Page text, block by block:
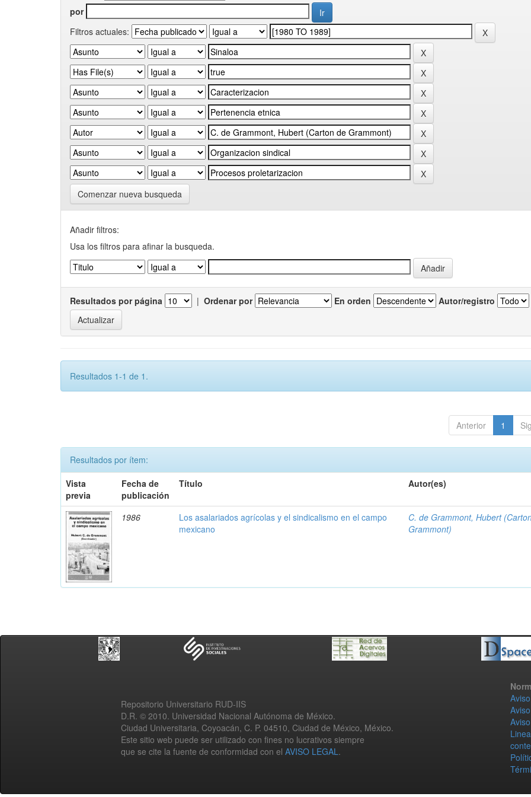
por
Filtros actuales:
Comenzar nueva busqueda
Añadir filtros:
Usa los filtros para afinar la busqueda.
Resultados por página | Ordenar por En orden Autor/registro
Resultados 1-1 de 1.
Anterior 1
Resultados por ítem:
Vista
previa
Fecha de
publicación
Título Autor(es)
1986
Los asalariados agrícolas y el sindicalismo en el campo
mexicano
C. de Grammont, Hubert
Grammont)
Repositorio Universitario RUD-IIS
D.R. © 2010. Universidad Nacional Autónoma de México.
Ciudad Universitaria, Coyoacán, C. P. 04510, Ciudad de México, México.
Este sitio web puede ser utilizado con fines no lucrativos siempre
que se cite la fuente de conformidad con el AVISO LEGAL.